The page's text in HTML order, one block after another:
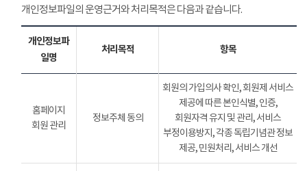
개인정보파일의 운영근거와 처리목적은 다음과 같습니다.
개인정보파
일명
처리목적 항목
홈페이지
회원 관리
정보주체 동의
회원의 가입의사 확인, 회원제 서비스
제공에 따른 본인식별, 인증,
회원자격 유지 및 관리, 서비스
부정이용방지, 각종 독립기념관 정보
제공, 민원처리, 서비스 개선